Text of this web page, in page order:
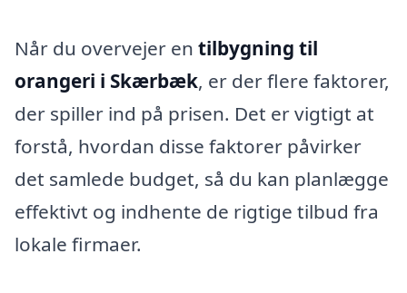
Når du overvejer en tilbygning til
orangeri i Skærbæk, er der flere faktorer,
der spiller ind på prisen. Det er vigtigt at
forstå, hvordan disse faktorer påvirker
det samlede budget, så du kan planlægge
effektivt og indhente de rigtige tilbud fra
lokale firmaer.